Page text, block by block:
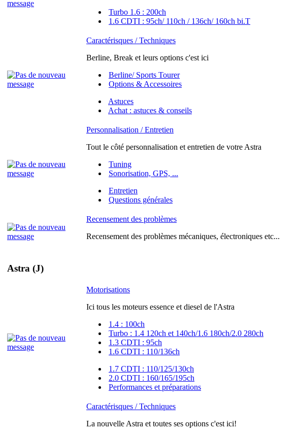
Turbo 1.6 : 200ch
1.6 CDTI : 95ch/ 110ch / 136ch/ 160ch bi.T
Caractérisques / Techniques
Berline, Break et leurs options c'est ici
Berline/ Sports Tourer
Options & Accessoires
Astuces
Achat : astuces & conseils
Personnalisation / Entretien
Tout le côté personnalisation et entretien de votre Astra
Tuning
Sonorisation, GPS, ...
Entretien
Questions générales
Recensement des problèmes
Recensement des problèmes mécaniques, électroniques etc...
Astra (J)
Motorisations
Ici tous les moteurs essence et diesel de l'Astra
1.4 : 100ch
Turbo : 1.4 120ch et 140ch/1.6 180ch/2.0 280ch
1.3 CDTI : 95ch
1.6 CDTI : 110/136ch
1.7 CDTI : 110/125/130ch
2.0 CDTI : 160/165/195ch
Performances et préparations
Caractérisques / Techniques
La nouvelle Astra et toutes ses options c'est ici!